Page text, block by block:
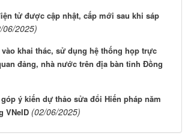
tử được cập nhật, cấp mới sau khi sáp
06/2025)
khai thác, sử dụng hệ thống họp trực
đảng, nhà nước trên địa bàn tỉnh Đồng
ý kiến dự thảo sửa đổi Hiến pháp năm
VNeID (02/06/2025)